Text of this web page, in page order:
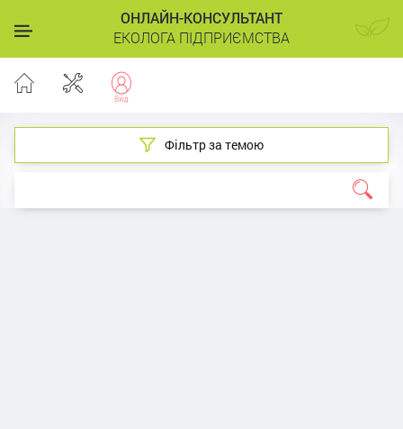
ОНЛАЙН-КОНСУЛЬТАНТ
ЕКОЛОГА ПІДПРИЄМСТВА
Фільтр за темою